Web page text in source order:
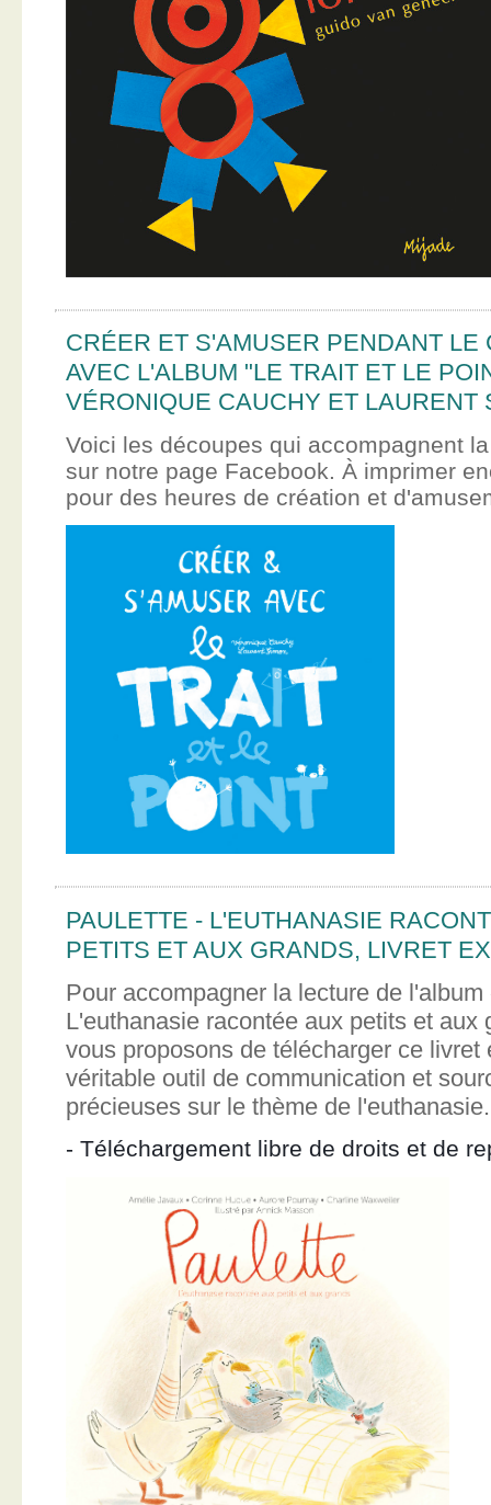
CRÉER ET S'AMUSER PENDANT LE
AVEC L'ALBUM "LE TRAIT ET LE
VÉRONIQUE CAUCHY ET LAURENT
Voici les découpes qui accompagnent
sur notre page Facebook. À imprimer
pour des heures de création et
PAULETTE - L'EUTHANASIE
PETITS ET AUX GRANDS, LIVRET
Pour accompagner la lecture de
L'euthanasie racontée aux petits et aux
vous proposons de télécharger ce livret
véritable outil de communication et
précieuses sur le thème de l'euthanasie.
- Téléchargement libre de droits et de